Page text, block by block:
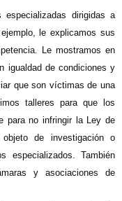
dirigidas a
le explicamos sus
Le mostramos en
igualdad de condiciones y
que son víctimas de una
talleres para que los
para no infringir la Ley de
de investigación o
especializados. También
y asociaciones de